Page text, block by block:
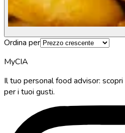
Ordina per
MyCIA
Il tuo personal food advisor:
per i tuoi gusti.